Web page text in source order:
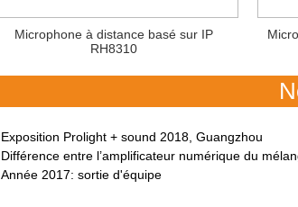
Microphone à distance basé sur IP
RH8310
Exposition Prolight + sound 2018, Guangzhou
Différence entre l’amplificateur numérique du mélangeur et l’amplificateur numérique à
Année 2017: sortie d'équipe